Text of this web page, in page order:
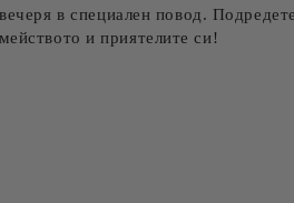
в специален повод.
и приятелите си!